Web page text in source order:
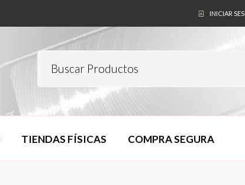
INICIAR
TIENDAS FÍSICAS COMPRA SEGURA